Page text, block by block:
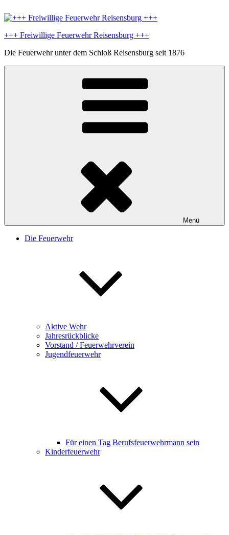
Inhalt
+++ Freiwillige Feuerwehr Reisensburg +++
Die Feuerwehr unter dem Schloß Reisensburg seit 1876
Menü
Die Feuerwehr
Aktive Wehr
Jahresrückblicke
Vorstand / Feuerwehrverein
Jugendfeuerwehr
Für einen Tag Berufsfeuerwehrmann sein
Kinderfeuerwehr